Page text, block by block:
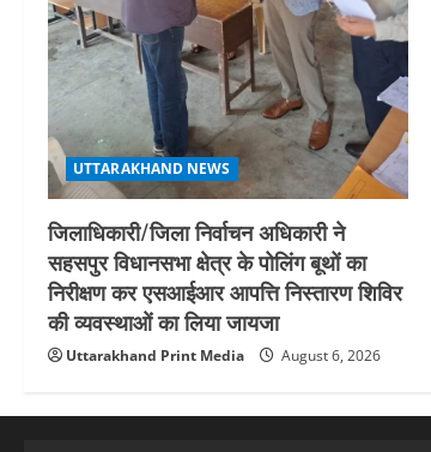
UTTARAKHAND NEWS
जिलाधिकारी/जिला निर्वाचन अधिकारी ने
सहसपुर विधानसभा क्षेत्र के पोलिंग बूथों का
निरीक्षण कर एसआईआर आपत्ति निस्तारण शिविर
की व्यवस्थाओं का लिया जायजा
Uttarakhand Print Media August 6, 2026